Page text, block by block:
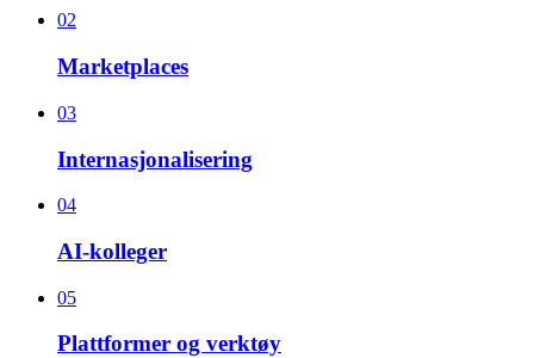
02
Marketplaces
03
Internasjonalisering
04
AI-kolleger
05
Plattformer og verktøy